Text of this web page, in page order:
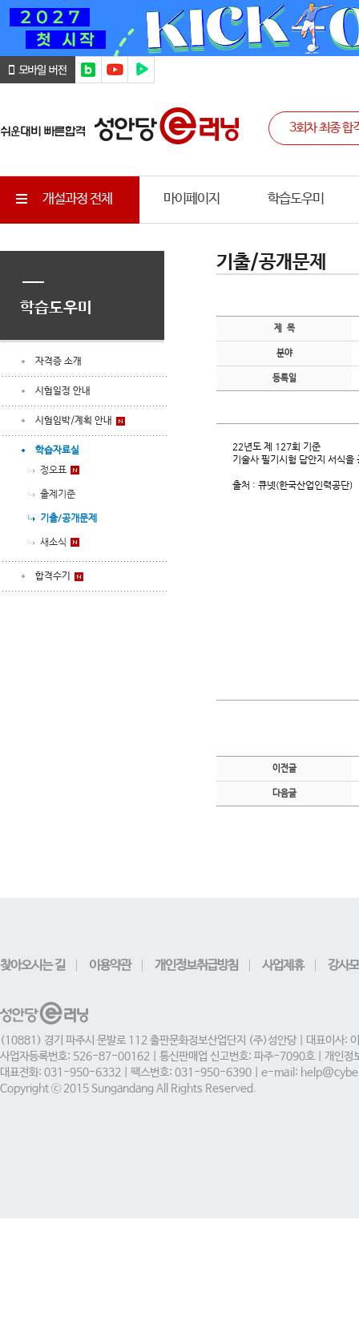
개설과정 전체 마이페이지 학습도우미
학습도우미
자격증 소개
시험일정 안내
시험임박/계획 안내
학습자료실
정오표
출제기준
기출/공개문제
새소식
합격수기
기출/공개문제
제 목
분야
등록일
22년도 제 127회 기준
기술사 필기시험 답안지 서식
출처 : 큐넷(한국산업인력공단)
이전글
다음글
찾아오시는 길 이용약관 개인정보취급방침 사업제휴 강사
(10881) 경기 파주시 문발로 112 출판문화정보산업단지 (주)성안당 | 대표이사:
사업자등록번호: 526-87-00162 | 통신판매업 신고번호: 파주-7090호 | 개인정
대표전화: 031-950-6332 | 팩스번호: 031-950-6390 | e-mail:
Copyright ⓒ 2015 Sungandang All Rights Reserved.